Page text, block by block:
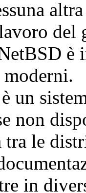
del
è
un
non
tra le
in